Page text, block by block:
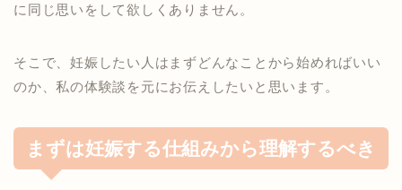
に同じ思いをして欲しくありません。
そこで、妊娠したい人はまずどんなことから始めればいい
のか、私の体験談を元にお伝えしたいと思います。
まずは妊娠する仕組みから理解するべき